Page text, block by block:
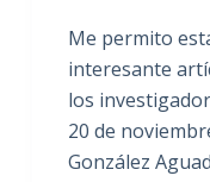
Me permito
interesante
los
20 de
González